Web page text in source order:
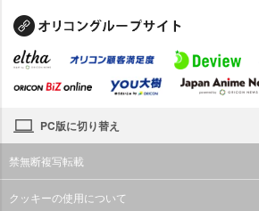
PC版に切り替え
禁無断複写転載
クッキーの使用について